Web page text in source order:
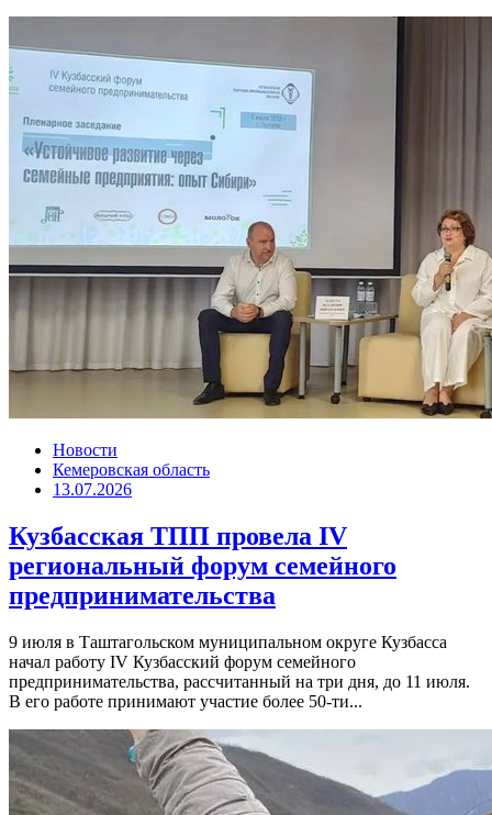
Новости
Кемеровская область
13.07.2026
Кузбасская ТПП провела IV
региональный форум семейного
предпринимательства
9 июля в Таштагольском муниципальном округе Кузбасса
начал работу IV Кузбасский форум семейного
предпринимательства, рассчитанный на три дня, до 11 июля.
В его работе принимают участие более 50-ти...